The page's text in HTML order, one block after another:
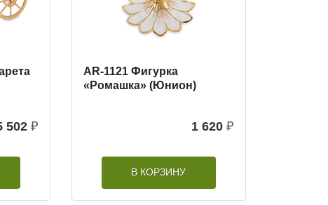
502 ₽
AR-1121 Фигурка
«Ромашка» (Юнион)
1 620 ₽
В КОРЗИНУ